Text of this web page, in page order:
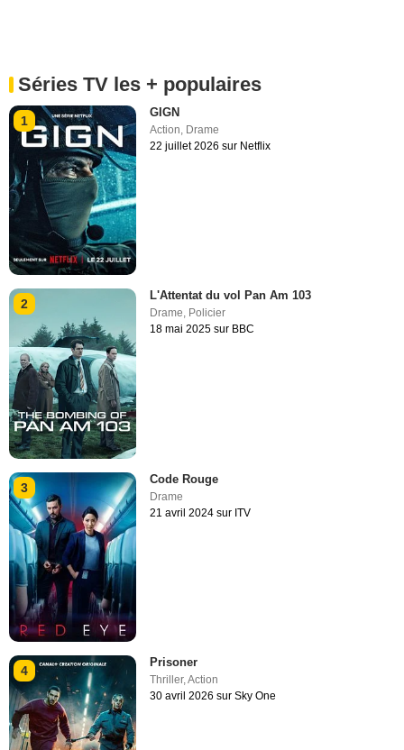
Séries TV les + populaires
1
GIGN
Action, Drame
22 juillet 2026 sur Netflix
2
L'Attentat du vol Pan Am 103
Drame, Policier
18 mai 2025 sur BBC
3
Code Rouge
Drame
21 avril 2024 sur ITV
4
Prisoner
Thriller,Action
30 avril 2026 sur Sky One